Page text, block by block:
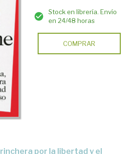
Stock en librería. Envío
en 24/48 horas
COMPRAR